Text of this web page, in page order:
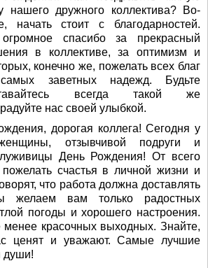
нашего дружного коллектива? Во-
начать стоит с благодарностей.
огромное спасибо за прекрасный
в коллективе, за оптимизм и
конечно же, пожелать всех благ
заветных надежд. Будьте
всегда такой же
нас своей улыбкой.
дорогая коллега! Сегодня у
отзывчивой подруги и
День Рождения! От всего
пожелать счастья в личной жизни и
что работа должна доставлять
желаем вам только радостных
погоды и хорошего настроения.
менее красочных выходных. Знайте,
ценят и уважают. Самые лучшие
души!